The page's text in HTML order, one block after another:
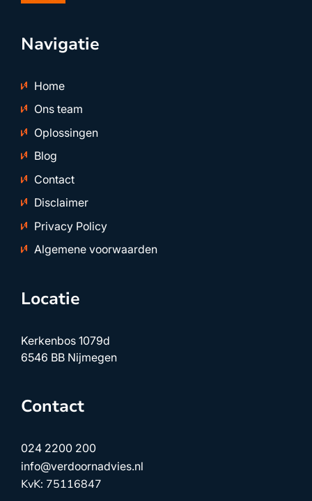
Navigatie
Home
Ons team
Oplossingen
Blog
Contact
Disclaimer
Privacy Policy
Algemene voorwaarden
Locatie
Kerkenbos 1079d
6546 BB Nijmegen
Contact
024 2200 200
info@verdoornadvies.nl
KvK: 75116847